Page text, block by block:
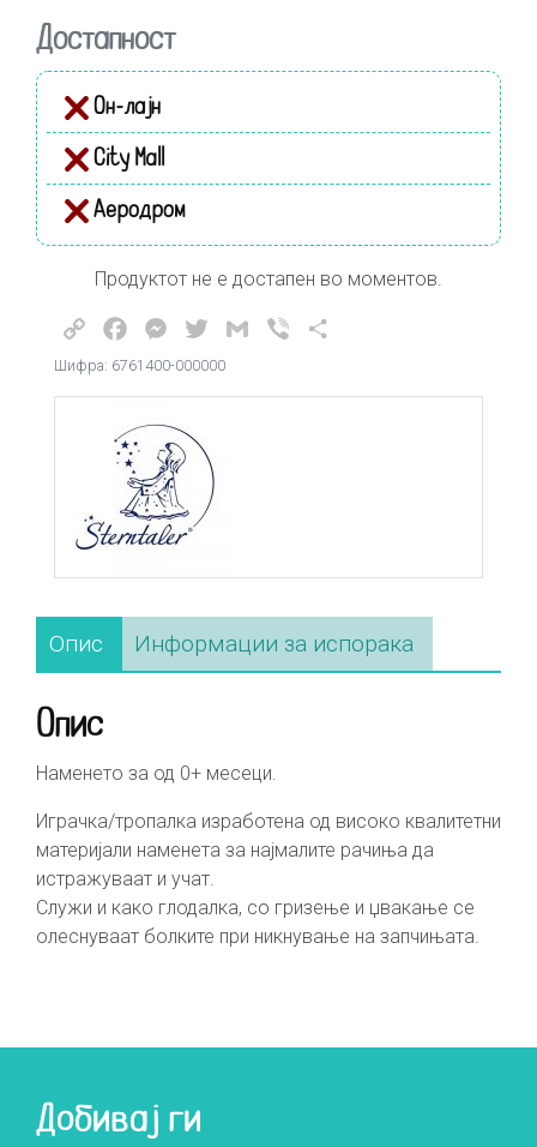
Достапност
Он-лајн
City Mall
Аеродром
Продуктот не е достапен во моментов.
Copy
Link
FacebookMessenger
TwitterGmail Viber
Шифра: 6761400-000000
Опис Информации за испорака
Опис
Наменето за од 0+ месеци.
Играчка/тропалка изработена од високо квалитетни
материјали наменета за најмалите рачиња да
истражуваат и учат.
Служи и како глодалка, со гризење и џвакање се
олеснуваат болките при никнување на запчињата.
Добивај ги